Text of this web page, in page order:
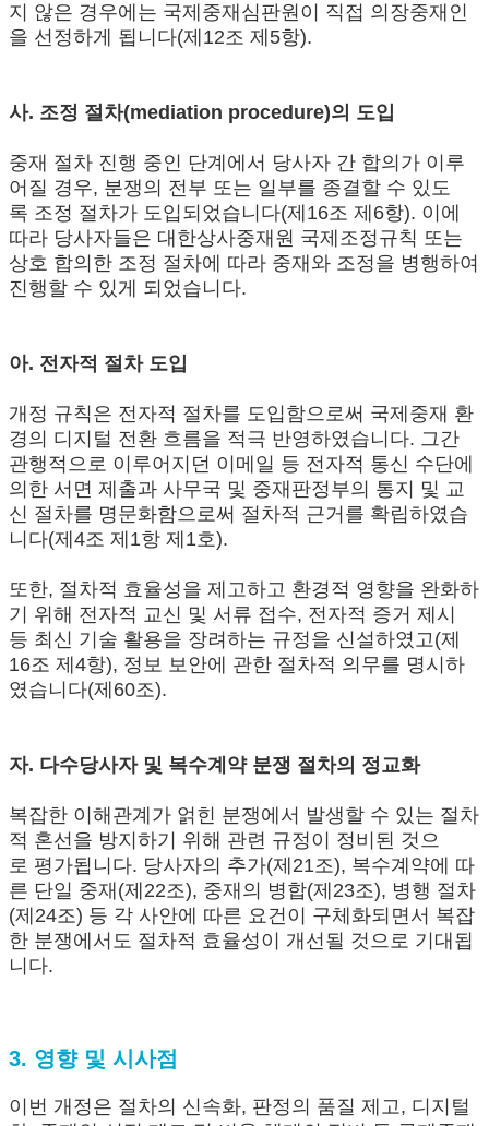
지 않은 경우에는 국제중재심판원이 직접 의장중재인
을 선정하게 됩니다(제12조 제5항).
사. 조정 절차(mediation procedure)의 도입
중재 절차 진행 중인 단계에서 당사자 간 합의가 이루
어질 경우, 분쟁의 전부 또는 일부를 종결할 수 있도
록 조정 절차가 도입되었습니다(제16조 제6항). 이에
따라 당사자들은 대한상사중재원 국제조정규칙 또는
상호 합의한 조정 절차에 따라 중재와 조정을 병행하여
진행할 수 있게 되었습니다.
아. 전자적 절차 도입
개정 규칙은 전자적 절차를 도입함으로써 국제중재 환
경의 디지털 전환 흐름을 적극 반영하였습니다. 그간
관행적으로 이루어지던 이메일 등 전자적 통신 수단에
의한 서면 제출과 사무국 및 중재판정부의 통지 및 교
신 절차를 명문화함으로써 절차적 근거를 확립하였습
니다(제4조 제1항 제1호).
또한, 절차적 효율성을 제고하고 환경적 영향을 완화하
기 위해 전자적 교신 및 서류 접수, 전자적 증거 제시
등 최신 기술 활용을 장려하는 규정을 신설하였고(제
16조 제4항), 정보 보안에 관한 절차적 의무를 명시하
였습니다(제60조).
자. 다수당사자 및 복수계약 분쟁 절차의 정교화
복잡한 이해관계가 얽힌 분쟁에서 발생할 수 있는 절차
적 혼선을 방지하기 위해 관련 규정이 정비된 것으
로 평가됩니다. 당사자의 추가(제21조), 복수계약에 따
른 단일 중재(제22조), 중재의 병합(제23조), 병행 절차
(제24조) 등 각 사안에 따른 요건이 구체화되면서 복잡
한 분쟁에서도 절차적 효율성이 개선될 것으로 기대됩
니다.
3. 영향 및 시사점
이번 개정은 절차의 신속화, 판정의 품질 제고, 디지털